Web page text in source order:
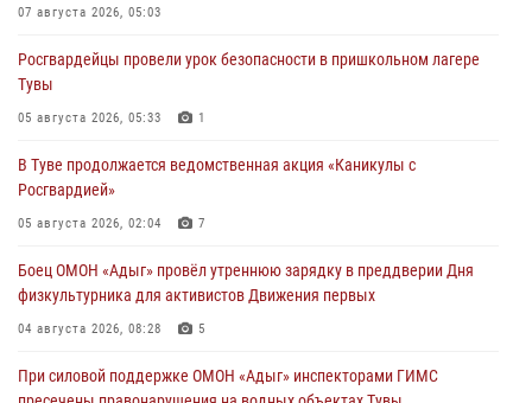
07 августа 2026, 05:03
Росгвардейцы провели урок безопасности в пришкольном лагере
Тувы
05 августа 2026, 05:33 1
В Туве продолжается ведомственная акция «Каникулы с
Росгвардией»
05 августа 2026, 02:04 7
Боец ОМОН «Адыг» провёл утреннюю зарядку в преддверии Дня
физкультурника для активистов Движения первых
04 августа 2026, 08:28 5
При силовой поддержке ОМОН «Адыг» инспекторами ГИМС